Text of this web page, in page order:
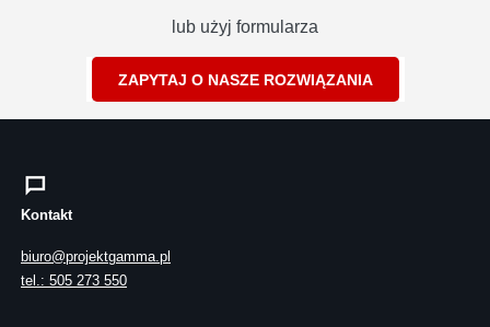
lub użyj formularza
ZAPYTAJ O NASZE ROZWIĄZANIA
Kontakt
biuro@projektgamma.pl
tel.: 505 273 550